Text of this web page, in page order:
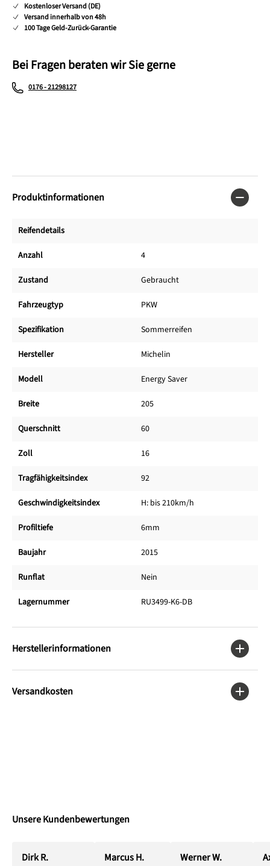
Kostenloser Versand (DE)
Versand innerhalb von 48h
100 Tage Geld-Zurück-Garantie
Bei Fragen beraten wir Sie gerne
0176 - 21298127
Produktinformationen
Reifendetails
Anzahl 4
Zustand Gebraucht
Fahrzeugtyp PKW
Spezifikation Sommerreifen
Hersteller Michelin
Modell Energy Saver
Breite 205
Querschnitt 60
Zoll 16
Tragfähigkeitsindex 92
Geschwindigkeitsindex H: bis 210km/h
Profiltiefe 6mm
Baujahr 2015
Runflat Nein
Lagernummer RU3499-K6-DB
Herstellerinformationen
Versandkosten
Unsere Kundenbewertungen
Dirk R. Marcus H. Werner W.